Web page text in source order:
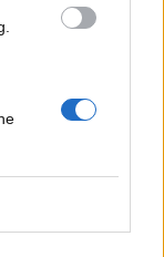
propone di
britannico:
un formato
l’uso
stabilità